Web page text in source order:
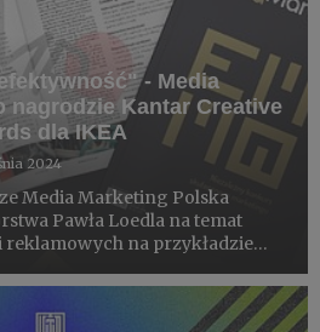
- Media
nagrodzie Kantar Creative
dla IKEA
2024
Media Marketing Polska
Pawła Loedla na temat
na przykładzie
Kantar Creative Effectiveness